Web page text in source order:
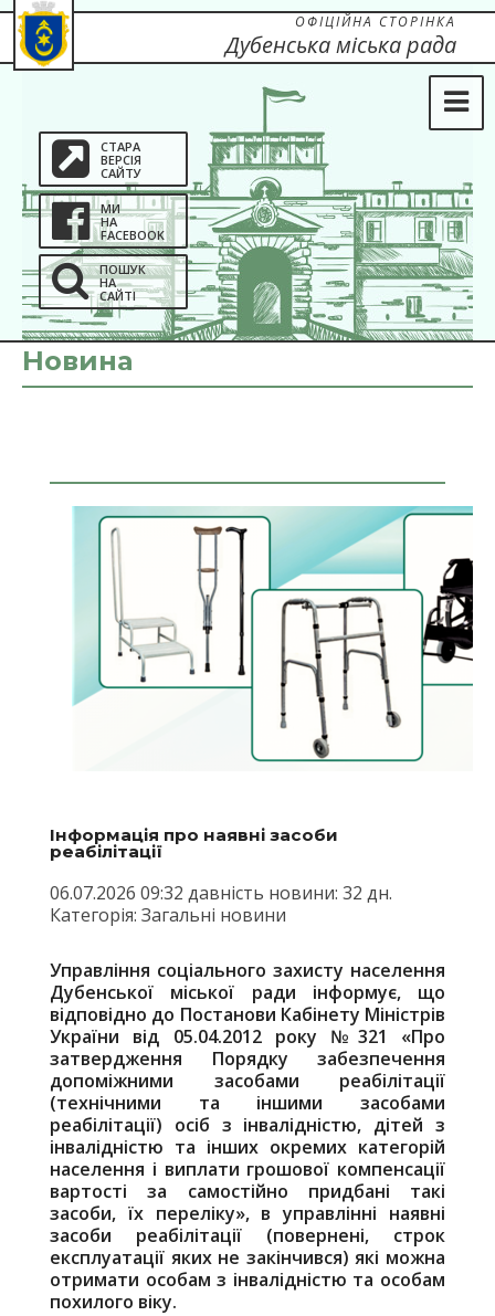
СТАРА
ВЕРСІЯ
САЙТУ
МИ
НА
FACEBOOK
ПОШУК
НА
САЙТІ
ОФІЦІЙНА СТОРІНКА
Дубенська міська рада
Новина
Інформація про наявні засоби
реабілітації
06.07.2026 09:32 давність новини: 32 дн.
Категорія: Загальні новини
Управління соціального захисту населення
Дубенської міської ради інформує, що
відповідно до Постанови Кабінету Міністрів
України від 05.04.2012 року №321 «Про
затвердження Порядку забезпечення
допоміжними засобами реабілітації
(технічними та іншими засобами
реабілітації) осіб з інвалідністю, дітей з
інвалідністю та інших окремих категорій
населення і виплати грошової компенсації
вартості за самостійно придбані такі
засоби, їх переліку», в управлінні наявні
засоби реабілітації (повернені, строк
експлуатації яких не закінчився) які можна
отримати особам з інвалідністю та особам
похилого віку.